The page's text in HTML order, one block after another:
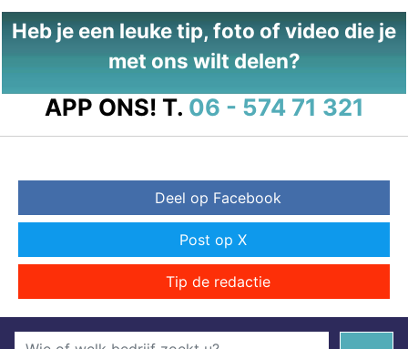
Heb je een leuke tip, foto of video die je
met ons wilt delen?
APP ONS! T. 06 - 574 71 321
Deel op Facebook
Post op X
Tip de redactie